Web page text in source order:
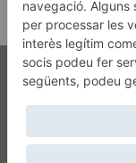
Copyright ©